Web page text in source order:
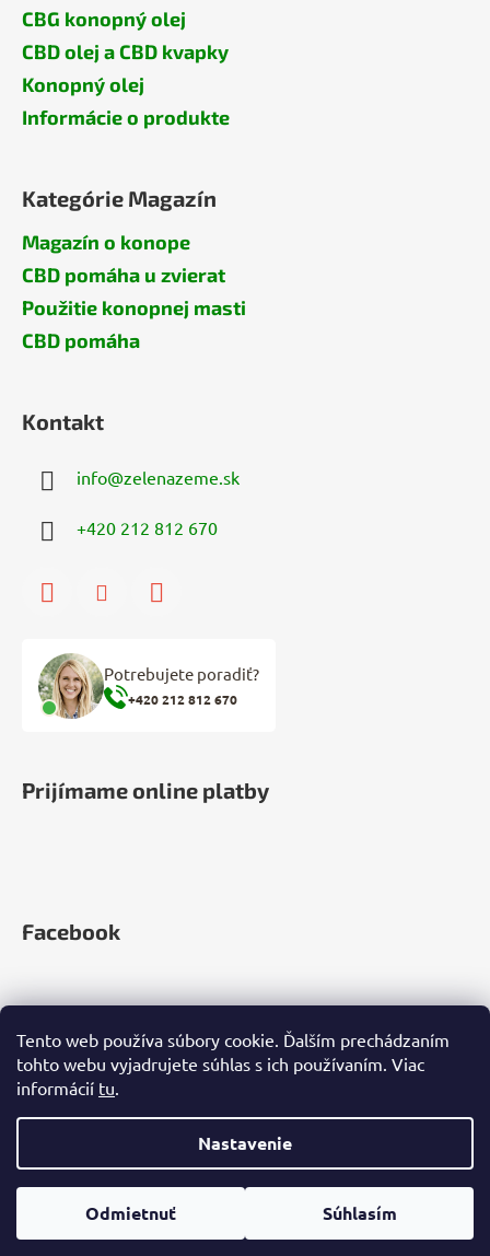
Tento web používa súbory cookie. Ďalším prechádzaním
tohto webu vyjadrujete súhlas s ich používaním. Viac
informácií tu.
Nastavenie
Odmietnuť Súhlasím
CBG konopný olej
CBD olej a CBD kvapky
Konopný olej
Informácie o produkte
Kategórie Magazín
Magazín o konope
CBD pomáha u zvierat
Použitie konopnej masti
CBD pomáha
Kontakt
info@zelenazeme.sk
+420 212 812 670
Potrebujete poradiť?
+420 212 812 670
Prijímame online platby
Facebook
Vytvoril Shoptet
Copyright 2026Zelená Země. Všetky práva vyhradené.
Upraviť nastavenie cookies